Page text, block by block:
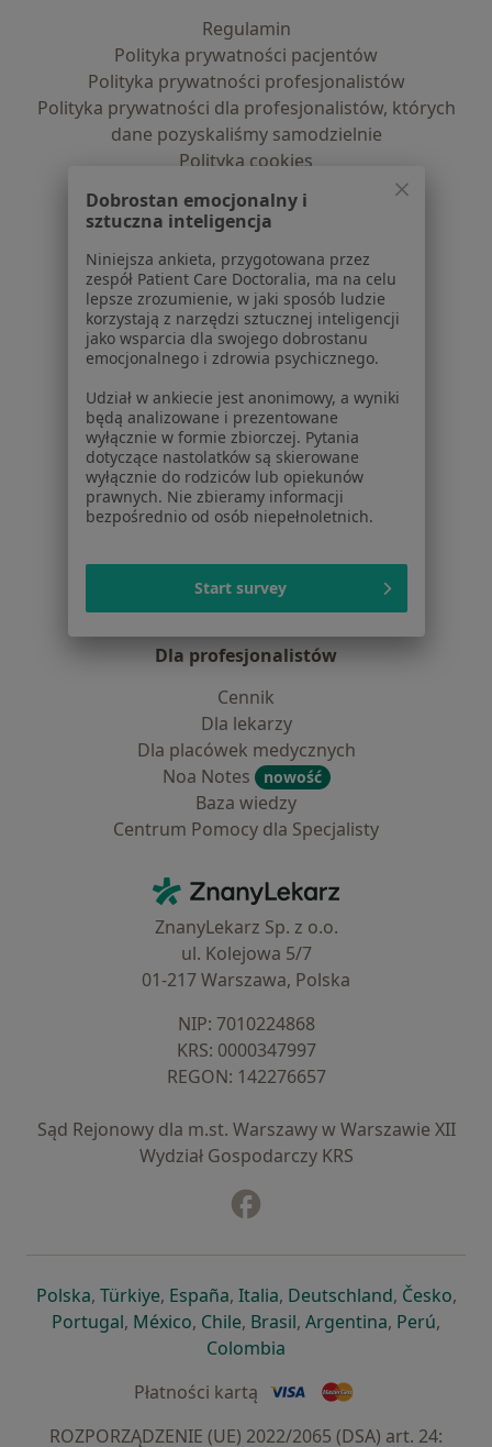
Regulamin
Polityka prywatności pacjentów
Polityka prywatności profesjonalistów
Polityka prywatności dla profesjonalistów, których
dane pozyskaliśmy samodzielnie
Polityka cookies
Dostępność
O nas
Praca Rekrutujemy!
Partnerzy
Centrum prasowe
Kontakt
Dla pacjentów
Lekarze
Placówki medyczne
Pytania i odpowiedzi
Usługi i zabiegi
Choroby
Pomoc
Aplikacje mobilne
Blog dla pacjentów
Dla profesjonalistów
Cennik
Dla lekarzy
Dla placówek medycznych
Noa Notes
nowość
Baza wiedzy
Centrum Pomocy dla Specjalisty
ZnanyLekarz - Strona główna
ZnanyLekarz Sp. z o.o.
ul. Kolejowa 5/7
01-217 Warszawa, Polska
NIP: ⁠7010224868
KRS: ⁠0000347997
REGON: ⁠142276657
Sąd Rejonowy dla m.st. Warszawy w Warszawie XII
Wydział Gospodarczy KRS
Polskaotwiera się w nowej karcie
, Türkiyeotwiera się w nowej karcie
, Españaotwiera się w nowej karcie
, Italiaotwiera się w nowej
, Deutschlandotwiera się
, Česko,
Portugalotwiera się w nowej karcie
, Méxicootwiera się w nowej karcie
, Chileotwiera się w nowej karcie
, Brasilotwiera się w nowej
, Argentinaotwiera się
, Perú,
Colombia
Płatności kartą
ROZPORZĄDZENIE (UE) 2022/2065 (DSA) art. 24:
Dobrostan emocjonalny i
sztuczna inteligencja
Niniejsza ankieta, przygotowana przez
zespół Patient Care Doctoralia, ma na celu
lepsze zrozumienie, w jaki sposób ludzie
korzystają z narzędzi sztucznej inteligencji
jako wsparcia dla swojego dobrostanu
emocjonalnego i zdrowia psychicznego.
Udział w ankiecie jest anonimowy, a wyniki
będą analizowane i prezentowane
wyłącznie w formie zbiorczej. Pytania
dotyczące nastolatków są skierowane
wyłącznie do rodziców lub opiekunów
prawnych. Nie zbieramy informacji
bezpośrednio od osób niepełnoletnich.
Start survey